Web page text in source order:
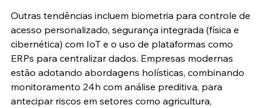
Outras tendências incluem biometria para controle de
acesso personalizado, segurança integrada (física e
cibernética) com IoT e o uso de plataformas como
ERPs para centralizar dados. Empresas modernas
estão adotando abordagens holísticas, combinando
monitoramento 24h com análise preditiva, para
antecipar riscos em setores como agricultura,